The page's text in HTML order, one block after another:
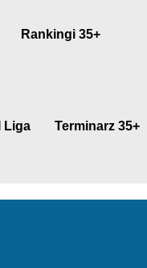
Rankingi 35+
Liga Terminarz 35+